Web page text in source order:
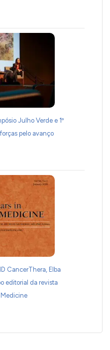
Julho Verde e 1º
pelo avanço
CancerThera, Elba
editorial da revista